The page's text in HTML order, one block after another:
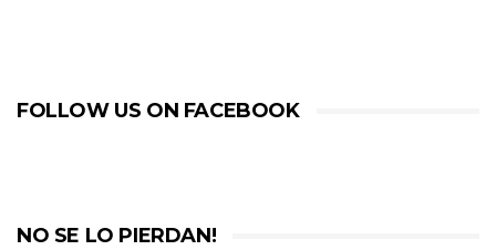
FOLLOW US ON FACEBOOK
NO SE LO PIERDAN!